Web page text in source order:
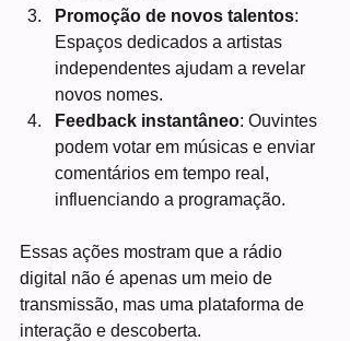
Promoção de novos talentos:
Espaços dedicados a artistas
independentes ajudam a revelar
novos nomes.
Feedback instantâneo: Ouvintes
podem votar em músicas e enviar
comentários em tempo real,
influenciando a programação.
Essas ações mostram que a rádio
digital não é apenas um meio de
transmissão, mas uma plataforma de
interação e descoberta.